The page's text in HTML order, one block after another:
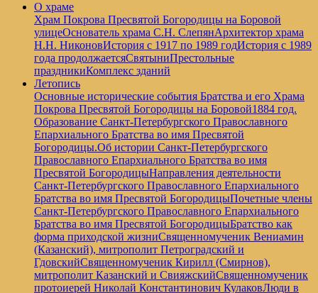
О храме
Храм Покрова Пресвятой Богородицы на Боровой
улицеОснователь храма С.Н. СлепянАрхитектор храма
Н.Н. НиконовИстория с 1917 по 1989 годИстория с 1989
года продолжаетсяСвятыниПрестольные
праздникиКомплекс зданий
Летопись
Основные исторические события Братства и его Храма
Покрова Пресвятой Богородицы на Боровой1884 год.
Образование Санкт-Петербургского Православного
Епархиального Братства во имя Пресвятой
Богородицы.Об истории Санкт-Петербургского
Православного Епархиального Братства во имя
Пресвятой БогородицыНаправления деятельности
Санкт-Петербургского Православного Епархиального
Братства во имя Пресвятой БогородицыПочетные члены
Санкт-Петербургского Православного Епархиального
Братства во имя Пресвятой БогородицыБратство как
форма приходской жизниСвященномученик Вениамин
(Казанский), митрополит Петроградский и
ГдовскийСвященномученик Кирилл (Смирнов),
митрополит Казанский и СвияжскийСвященномученик
протоиерей Николай Константинович КулаковЛюди в